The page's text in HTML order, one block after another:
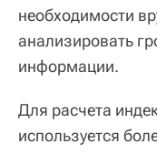
необходимости
анализировать
информации.
Для расчета
используется